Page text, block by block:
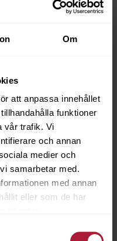
Om
att anpassa innehållet
funktioner
vår trafik. Vi
och annan
medier och
samarbetar med.
med annan
eller som de har